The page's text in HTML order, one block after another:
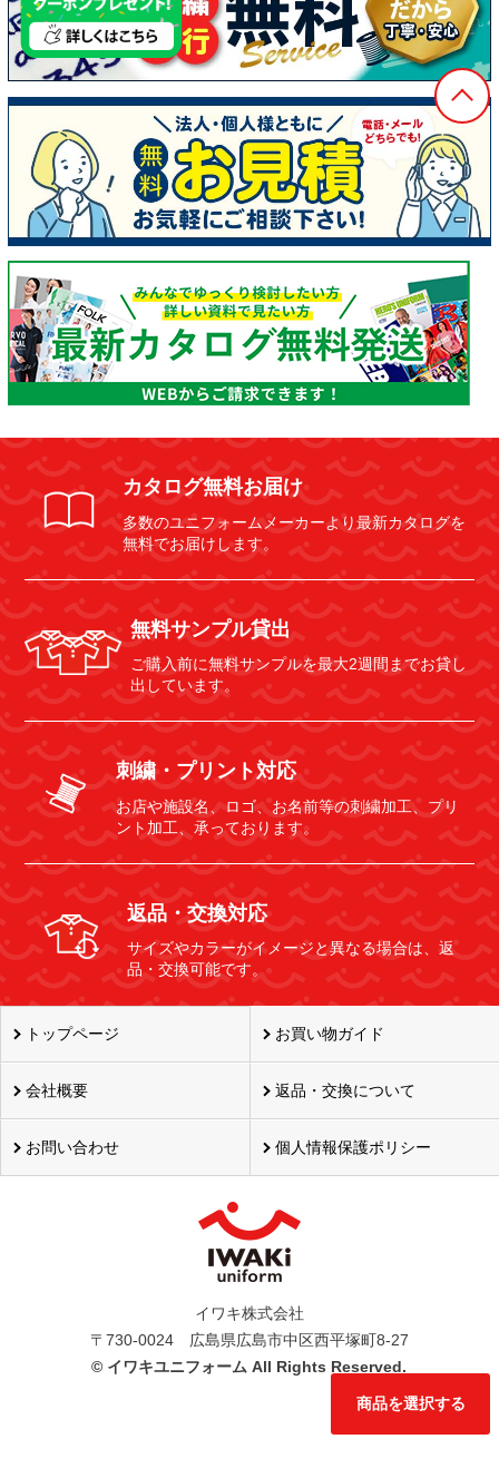
商品を選択する
カタログ無料お届け
多数のユニフォームメーカーより最新カタログを
無料でお届けします。
無料サンプル貸出
ご購入前に無料サンプルを最大2週間までお貸し
出しています。
刺繍・プリント対応
お店や施設名、ロゴ、お名前等の刺繍加工、プリ
ント加工、承っております。
返品・交換対応
サイズやカラーがイメージと異なる場合は、返
品・交換可能です。
トップページ お買い物ガイド
会社概要 返品・交換について
お問い合わせ 個人情報保護ポリシー
イワキ株式会社
〒730-0024 広島県広島市中区西平塚町8-27
© イワキユニフォーム All Rights Reserved.